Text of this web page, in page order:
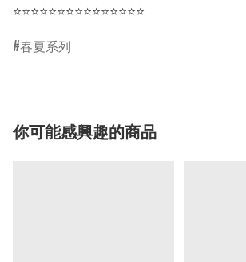
⭐⭐⭐⭐⭐⭐⭐⭐⭐⭐⭐⭐⭐⭐⭐
春夏系列
你可能感興趣的商品